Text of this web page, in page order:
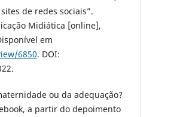
de redes sociais”.
Midiática [online],
em
6850. DOI:
ou da adequação?
a partir do depoimento